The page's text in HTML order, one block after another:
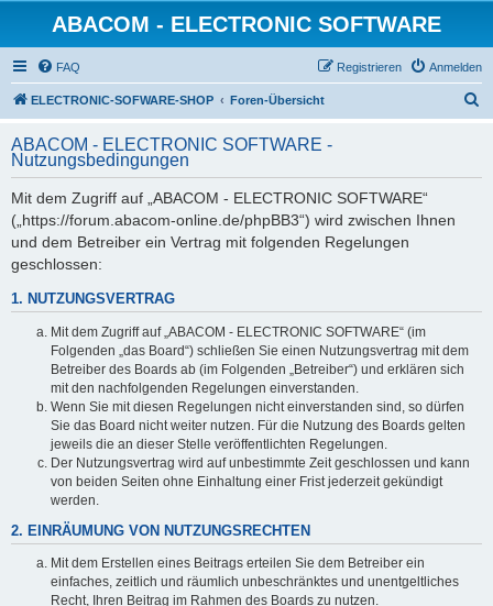
ABACOM - ELECTRONIC SOFTWARE
FAQ Anmelden
Registrieren
ELECTRONIC-SOFWARE-SHOP Foren-Übersicht
h
ABACOM - ELECTRONIC SOFTWARE -
Nutzungsbedingungen
Mit dem Zugriff auf „ABACOM - ELECTRONIC SOFTWARE“
(„https://forum.abacom-online.de/phpBB3“) wird zwischen Ihnen
und dem Betreiber ein Vertrag mit folgenden Regelungen
geschlossen:
1. NUTZUNGSVERTRAG
Mit dem Zugriff auf „ABACOM - ELECTRONIC SOFTWARE“ (im
Folgenden „das Board“) schließen Sie einen Nutzungsvertrag mit dem
Betreiber des Boards ab (im Folgenden „Betreiber“) und erklären sich
mit den nachfolgenden Regelungen einverstanden.
Wenn Sie mit diesen Regelungen nicht einverstanden sind, so dürfen
Sie das Board nicht weiter nutzen. Für die Nutzung des Boards gelten
jeweils die an dieser Stelle veröffentlichten Regelungen.
Der Nutzungsvertrag wird auf unbestimmte Zeit geschlossen und kann
von beiden Seiten ohne Einhaltung einer Frist jederzeit gekündigt
werden.
2. EINRÄUMUNG VON NUTZUNGSRECHTEN
Mit dem Erstellen eines Beitrags erteilen Sie dem Betreiber ein
einfaches, zeitlich und räumlich unbeschränktes und unentgeltliches
Recht, Ihren Beitrag im Rahmen des Boards zu nutzen.